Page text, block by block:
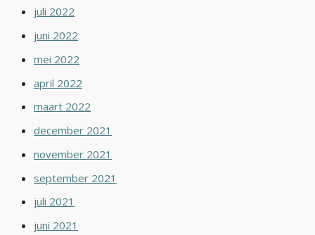
juli 2022
juni 2022
mei 2022
april 2022
maart 2022
december 2021
november 2021
september 2021
juli 2021
juni 2021